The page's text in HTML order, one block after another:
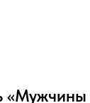
«Мужчины